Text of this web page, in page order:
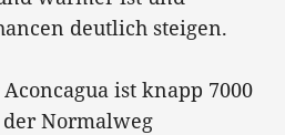
deutlich steigen.
ist knapp 7000
Normalweg